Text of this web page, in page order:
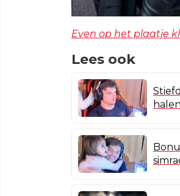
Even op het plaatje
Lees ook